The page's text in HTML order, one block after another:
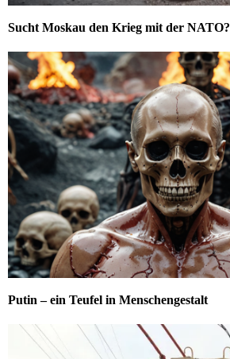
Sucht Moskau den Krieg mit der NATO?
Putin – ein Teufel in Menschengestalt